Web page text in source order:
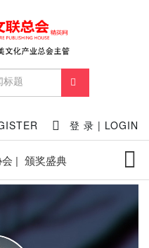
登 录 | LOGIN
| 颁奖盛典